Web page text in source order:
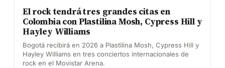
El rock tendrá tres grandes citas en
Colombia con Plastilina Mosh, Cypress Hill y
Hayley Williams
Bogotá recibirá en 2026 a Plastilina Mosh, Cypress Hill y
Hayley Williams en tres conciertos internacionales de
rock en el Movistar Arena.